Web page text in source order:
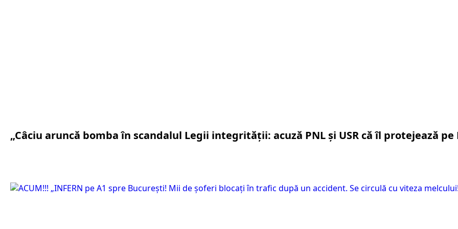
„Câciu aruncă bomba în scandalul Legii integrității: acuză PNL și USR că îl protejează